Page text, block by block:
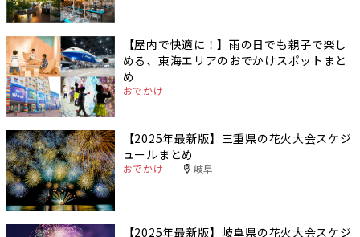
【屋内で快適に！】雨の日でも親子で楽し
める、東海エリアのおでかけスポットまと
め
おでかけ
【2025年最新版】三重県の花火大会スケジ
ュールまとめ
おでかけ 岐阜
【2025年最新版】岐阜県の花火大会スケジ